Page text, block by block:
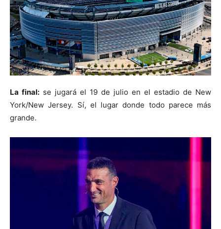
La final: se jugará el 19 de julio en el estadio de New
York/New Jersey. Sí, el lugar donde todo parece más
grande.